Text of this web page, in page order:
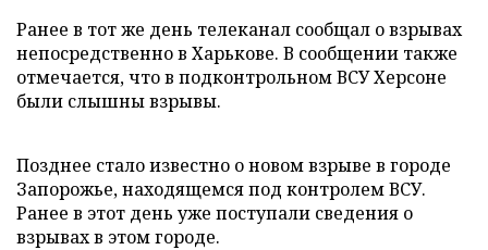
Ранее в тот же день телеканал сообщал о взрывах
непосредственно в Харькове. В сообщении также
отмечается, что в подконтрольном ВСУ Херсоне
были слышны взрывы.
Позднее стало известно о новом взрыве в городе
Запорожье, находящемся под контролем ВСУ.
Ранее в этот день уже поступали сведения о
взрывах в этом городе.